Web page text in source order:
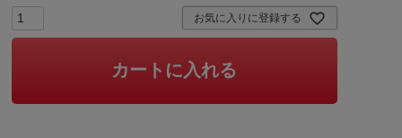
お気に入りに登録する
カートに入れる